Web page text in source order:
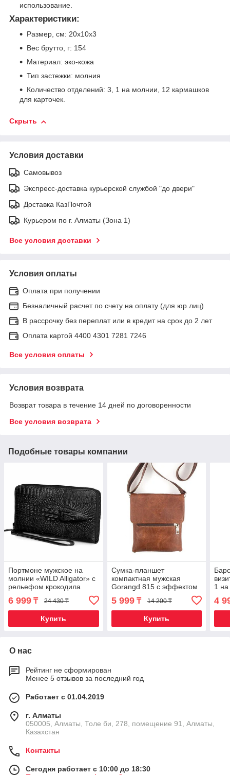
использование.
Характеристики:
Размер, см: 20х10х3
Вес брутто, г: 154
Материал: эко-кожа
Тип застежки: молния
Количество отделений: 3, 1 на молнии, 12 кармашков
для карточек.
Скрыть
Условия доставки
Самовывоз
Экспресс-доставка курьерской службой "до двери"
Доставка КазПочтой
Курьером по г. Алматы (Зона 1)
Все условия доставки
Условия оплаты
Оплата при получении
Безналичный расчет по счету на оплату (для юр.лиц)
В рассрочку без переплат или в кредит на срок до 2 лет
Оплата картой 4400 4301 7281 7246
Все условия оплаты
Условия возврата
Возврат товара в течение 14 дней по договоренности
Все условия возврата
Подобные товары компании
Портмоне мужское на
молнии «WILD Alligator» с
рельефом крокодила
(Черный)
6 999 ₸ 24 430 ₸
Купить
Сумка-планшет
компактная мужская
Gorangd 815 с эффектом
мятой кожи (Кофейный)
5 999₸ 14 200 ₸
Купить
1
4
О нас
Рейтинг не сформирован
Менее 5 отзывов за последний год
Работает с 01.04.2019
г. Алматы
050005, Алматы, Толе би, 278, помещение 91, Алматы,
Казахстан
Контакты
Сегодня работает с 10:00 до 18:30